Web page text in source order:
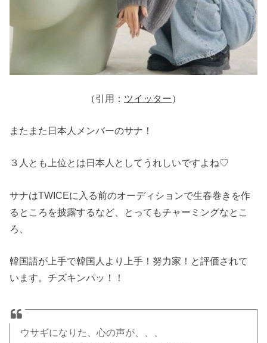
（引用： ツイッター）
またまた日本人メンバーのサナ！
３人とも上位とは日本人としてうれしいですよね♡
サナはTWICEに入る前のオーディションで生春巻きを作
るところを披露するなど、とってもチャーミングなとこ
ろ、
韓国語が上手で韓国人より上手！努力家！と評価されて
います。チズキンパッ！！
ウサギになりた、心の声が、、、